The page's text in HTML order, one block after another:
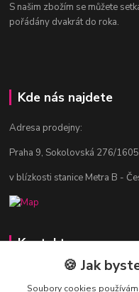
S našim zbožím se můžete
pořádány dvakrát do roka.
Kde nás najdete
Adresa prodejny:
Praha 9, Sokolovská 276/1605
v blízkosti stanice Metra B -
Kontakty
Jitka Vlasáková
281 916
🍪 Jak
Soubory cookies